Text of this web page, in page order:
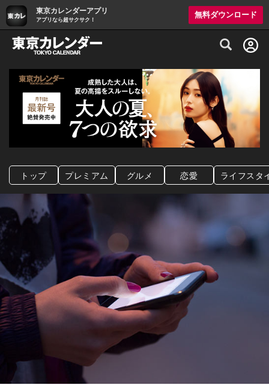
東京カレンダーアプリ
アプリなら超サクサク！
無料ダウンロード
グルメ情報・プレミアムレストラン予約
トップ プレミアム グルメ 恋愛 ライフスタ